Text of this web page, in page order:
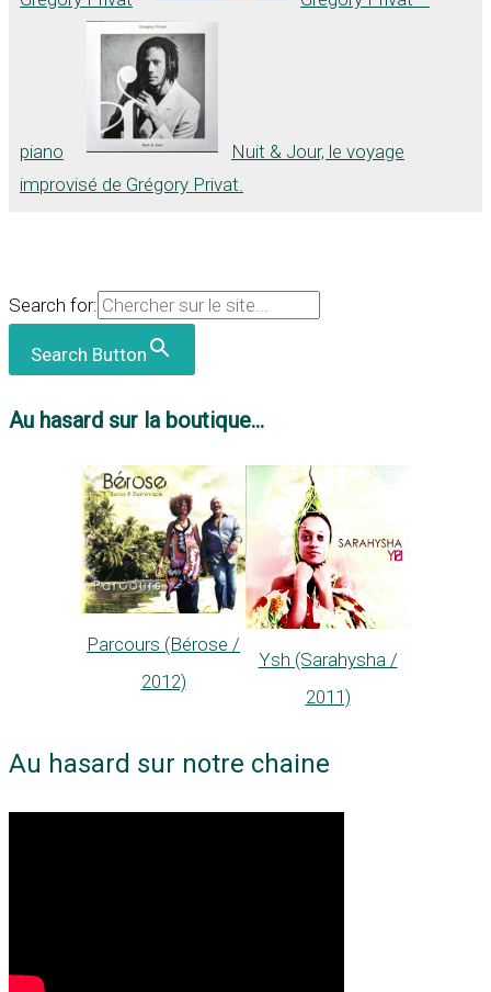
piano
Nuit & Jour, le voyage
improvisé de Grégory Privat.
Search for:
Search Button
Au hasard sur la boutique...
Parcours (Bérose /
2012)
Ysh (Sarahysha /
2011)
Au hasard sur notre chaine